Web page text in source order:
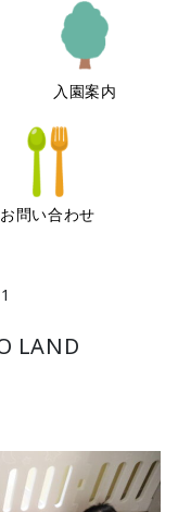
入園案内
お問い合わせ
LAND